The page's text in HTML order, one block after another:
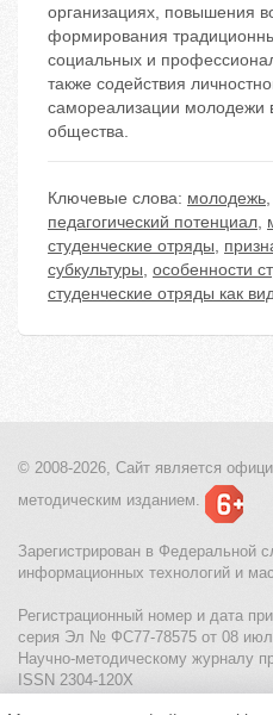
организациях, повышения
формирования
социальных и
также содействия
самореализации молодежи
общества.
Ключевые слова: молодежь,
педагогический потенциал,
студенческие отряды,
субкультуры, особенности
студенческие отряды как
© 2008-2026, Сайт является
методическим изданием.
Зарегистрирован в Федеральной
информационных технологий и
Регистрационный номер и дата
серия Эл № ФС77-78575 от 08
Научно-методическому журналу
ISSN 2304-120X